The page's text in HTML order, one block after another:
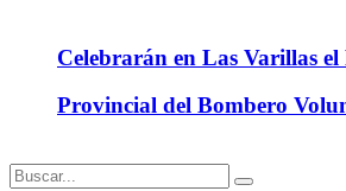
Celebrarán en Las Varillas el
Provincial del Bombero